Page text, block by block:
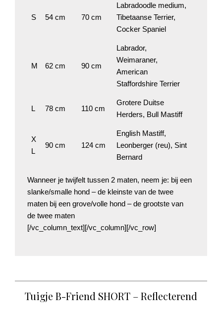
S 54 cm 70 cm
Labradoodle medium,
Tibetaanse Terrier,
Cocker Spaniel
M 62 cm 90 cm
Labrador,
Weimaraner,
American
Staffordshire Terrier
L 78 cm 110 cm
Grotere Duitse
Herders, Bull Mastiff
X
L
90 cm 124 cm
English Mastiff,
Leonberger (reu), Sint
Bernard
Wanneer je twijfelt tussen 2 maten, neem je: bij een
slanke/smalle hond – de kleinste van de twee
maten bij een grove/volle hond – de grootste van
de twee maten
[/vc_column_text][/vc_column][/vc_row]
Tuigje B-Friend SHORT – Reflecterend